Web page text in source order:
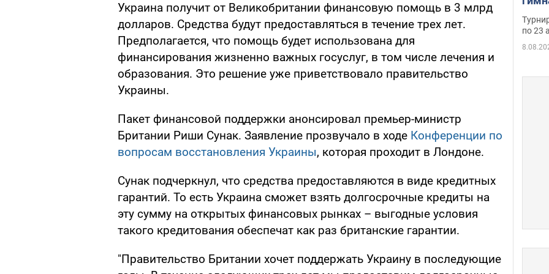
Украина получит от Великобритании финансовую помощь в 3 млрд
долларов. Средства будут предоставляться в течение трех лет.
Предполагается, что помощь будет использована для
финансирования жизненно важных госуслуг, в том числе лечения и
образования. Это решение уже приветствовало правительство
Украины.
Пакет финансовой поддержки анонсировал премьер-министр
Британии Риши Сунак. Заявление прозвучало в ходе Конференции по
вопросам восстановления Украины, которая проходит в Лондоне.
Сунак подчеркнул, что средства предоставляются в виде кредитных
гарантий. То есть Украина сможет взять долгосрочные кредиты на
эту сумму на открытых финансовых рынках – выгодные условия
такого кредитования обеспечат как раз британские гарантии.
"Правительство Британии хочет поддержать Украину в последующие
на
по 23